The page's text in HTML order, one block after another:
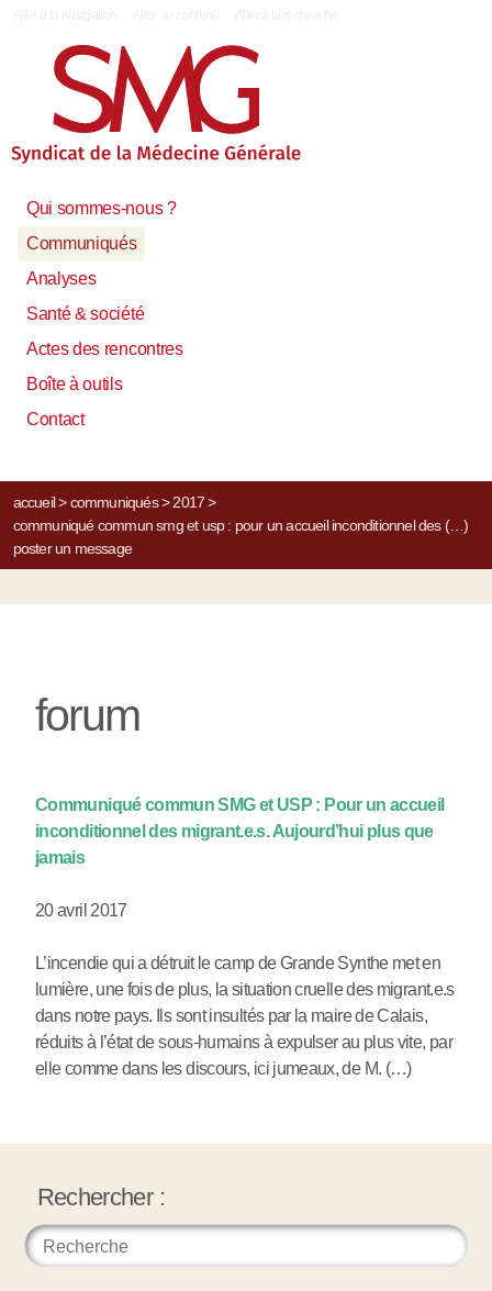
Qui sommes-nous ?
Communiqués
Analyses
Santé & société
Actes des rencontres
Boîte à outils
Contact
accueil> communiqués> 2017>
communiqué commun smg et usp : pour un accueil inconditionnel des (…)
poster un message
forum
Communiqué commun SMG et USP : Pour un accueil
inconditionnel des migrant.e.s. Aujourd’hui plus que
jamais
20 avril 2017
L’incendie qui a détruit le camp de Grande Synthe met en
lumière, une fois de plus, la situation cruelle des migrant.e.s
dans notre pays. Ils sont insultés par la maire de Calais,
réduits à l’état de sous-humains à expulser au plus vite, par
elle comme dans les discours, ici jumeaux, de M. (…)
Rechercher :